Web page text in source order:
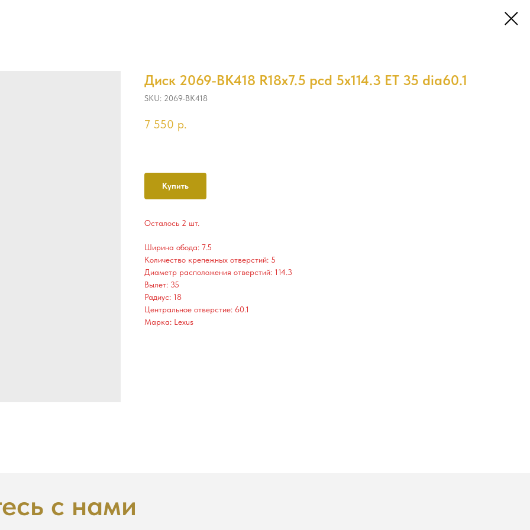
Диск 2069-BK418 R18x7.5 pcd 5x114.3 ET 35 dia60.1
SKU: 2069-BK418
7 550 р.
Купить
Осталось 2 шт.
Ширина обода: 7.5
Количество крепежных отверстий: 5
Диаметр расположения отверстий: 114.3
Вылет: 35
Радиус: 18
Центральное отверстие: 60.1
Марка: Lexus
с нами